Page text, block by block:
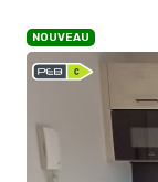
NOUVEAU